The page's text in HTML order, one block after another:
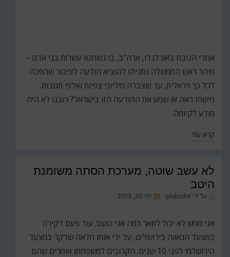
אחרי הטבח באורלנדו, ארה"ב, בו נשחטו עשרות בני אדם –
מיהר ראש הממשלה נתניהו להוציא הודעה לציבור שהפכה
לכל כך ויראלית, עד שצברה מיליוני צפיות ואלפי תגובות.
מישהו ראה או שמע את ההודעה הזו בישראל? רובנו לא היה
מודע לקיומה.
קרא עוד
לא עשב שוטה, מערכת הסתה משומנת
היטב
על ידי philoshit
פורסם
יולי 30, 2015
אני ממש לא יכול לתאר כמה אני כועס. עוד פעם דקירה
במצעד הגאווה בירושלים, על ידי אותו חלאה שדקר במצעד
הירושלמי לפני 10 שנים. הקרובים למשפחתו אומרים שהם